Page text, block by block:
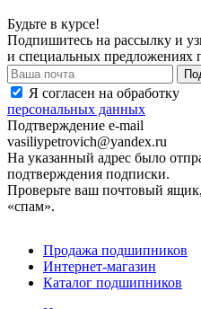
Будьте в курсе!
Подпишитесь на рассылку и
и специальных предложениях
Я согласен на обработку
персональных данных
Подтверждение e-mail
vasiliypetrovich@yandex.ru
На указанный адрес было
подтверждения подписки.
Проверьте ваш почтовый
«спам».
Продажа подшипников
Интернет-магазин
Каталог подшипников